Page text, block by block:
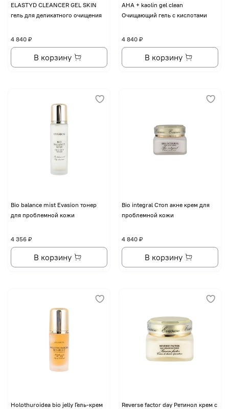
ELASTYD CLEANCER GEL SKIN
гель для деликатного очищения
4 840 ₽
В корзину
AHA + kaolin gel clean
Очищающий гель с кислотами
4 840 ₽
В корзину
Bio balance mist Evasion тонер
для проблемной кожи
4 356 ₽
В корзину
Bio integral Стоп акне крем для
проблемной кожи
4 840 ₽
В корзину
Holothuroidea bio jelly Гель-крем
Reverse factor day Ретинол крем с